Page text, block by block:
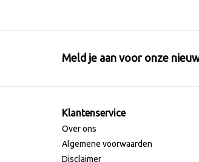
Meld je aan voor onze
Klantenservice
Over ons
Algemene voorwaarden
Disclaimer